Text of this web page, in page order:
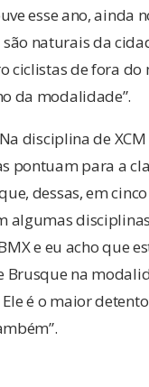
esse ano, ainda
naturais da
ciclistas de fora
da modalidade”.
disciplina de
pontuam para a
dessas, em
algumas
e eu acho que
Brusque na
é o maior